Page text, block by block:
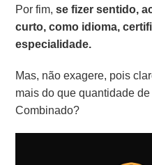
Por fim,se fizer sentido,
curto, como idioma,
especialidade.
Mas, não exagere, pois
mais do que quantidade
Combinado?